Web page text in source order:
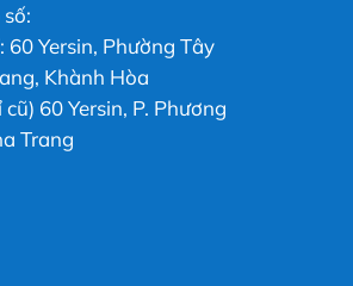
60 Yersin, Phường Tây
Khành Hòa
cũ) 60 Yersin, P. Phương
Trang